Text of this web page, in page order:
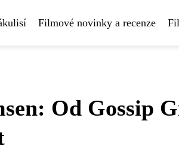
Filmové novinky a recenze
Od Gossip